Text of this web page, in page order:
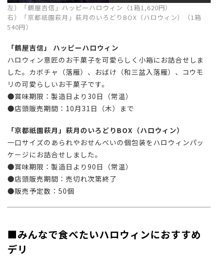
左）「鶴屋吉信」ハッピーハロウィン（1箱1,620円）
右）「京都祇園萩月」萩月のいろどりBOX（ハロウィン）（1箱
540円）
「鶴屋吉信」 ハッピーハロウィン
ハロウィン意匠のお干菓子を可愛らしく小箱にお詰合せしま
した。カボチャ（落雁）、おばけ（和三盆入落雁）、コウモ
リの可愛らしいお干菓子です。
●賞味期限：製造日より30日（常温）
●店頭販売期間：10月31日（木）まで
「京都祇園萩月」萩月のいろどりBOX（ハロウィン）
一口サイズのあられやおせんべいの個包装をハロウィンパッ
ケージにお詰合せしました。
●賞味期限：製造日より90日（常温）
●店頭販売期間：売切れ次第終了
●販売予定数：50個
■みんなで食べたいハロウィンにおすすめ
デリ